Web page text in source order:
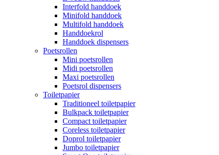
Interfold handdoek
Minifold handdoek
Multifold handdoek
Handdoekrol
Handdoek dispensers
Poetsrollen
Mini poetsrollen
Midi poetsrollen
Maxi poetsrollen
Poetsrol dispensers
Toiletpapier
Traditioneel toiletpapier
Bulkpack toiletpapier
Compact toiletpapier
Coreless toiletpapier
Doprol toiletpapier
Jumbo toiletpapier